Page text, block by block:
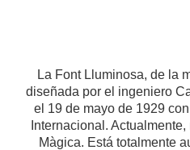
La Font Lluminosa, de la
diseñada por el ingeniero
el 19 de mayo de 1929
Internacional.
Màgica. Está totalmente